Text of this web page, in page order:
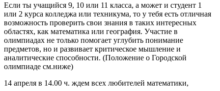
Если ты учащийся 9, 10 или 11 класса, а может и студент 1
или 2 курса колледжа или техникума, то у тебя есть отличная
возможность проверить свои знания в таких интересных
областях, как математика или география. Участие в
олимпиадах не только помогает углубить понимание
предметов, но и развивает критическое мышление и
аналитические способности. (Положение о Городской
олимпиаде см.ниже)
14 апреля в 14.00 ч. ждем всех любителей математики,